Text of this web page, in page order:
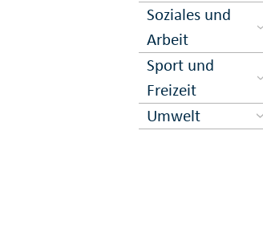
Soziales und
Arbeit
Sport und
Freizeit
Umwelt